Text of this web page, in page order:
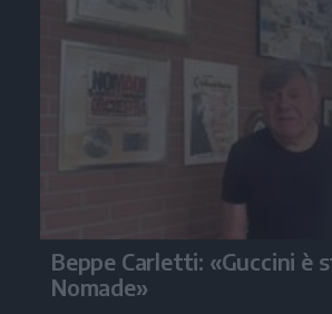
Beppe Carletti: «Guccini è
Nomade»